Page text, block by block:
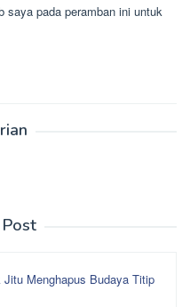
saya pada peramban ini untuk
Menghapus Budaya Titip